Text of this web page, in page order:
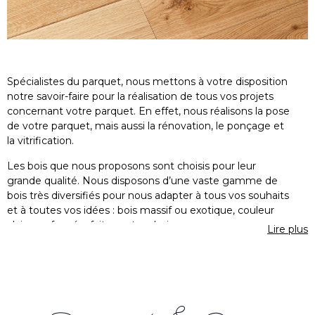
Spécialistes du parquet, nous mettons à votre disposition
notre savoir-faire pour la réalisation de tous vos projets
concernant votre parquet. En effet, nous réalisons la pose
de votre parquet, mais aussi la rénovation, le ponçage et
la vitrification.
Les bois que nous proposons sont choisis pour leur
grande qualité. Nous disposons d’une vaste gamme de
bois très diversifiés pour nous adapter à tous vos souhaits
et à toutes vos idées : bois massif ou exotique, couleur
claire ou foncée, faites votre choix, nous nous occuponsLire plus